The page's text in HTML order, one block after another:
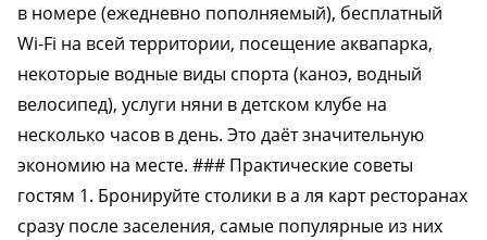
в номере (ежедневно пополняемый), бесплатный
Wi-Fi на всей территории, посещение аквапарка,
некоторые водные виды спорта (каноэ, водный
велосипед), услуги няни в детском клубе на
несколько часов в день. Это даёт значительную
экономию на месте. ### Практические советы
гостям 1. Бронируйте столики в а ля карт ресторанах
сразу после заселения, самые популярные из них